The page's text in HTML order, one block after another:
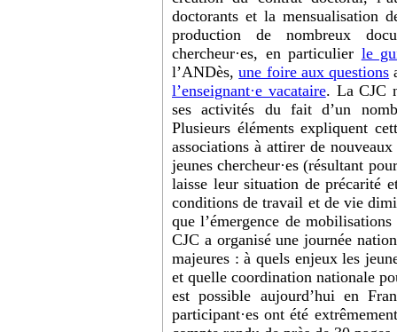
doctorants et la mensualisation
production de nombreux
chercheur·es, en particulier le
l’ANDès,une foire aux questions
l’enseignant·e vacataire. La CJC
ses activités du fait d’un
Plusieurs éléments expliquent
associations à attirer de
jeunes chercheur·es (résultant
laisse leur situation de précarité
conditions de travail et de vie
que l’émergence de
CJC a organisé une journée
majeures : à quels enjeux les
et quelle coordination nationale
est possible aujourd’hui en
participant·es ont été